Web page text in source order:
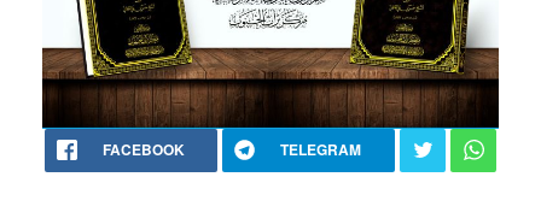
FACEBOOK TELEGRAM